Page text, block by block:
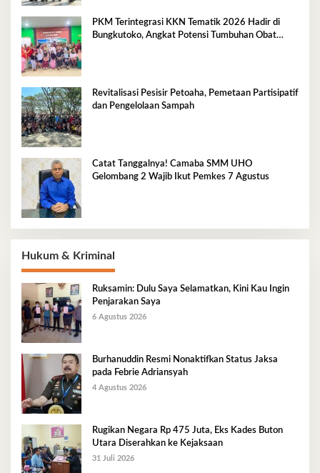
PKM Terintegrasi KKN Tematik 2026 Hadir di
Bungkutoko, Angkat Potensi Tumbuhan Obat
Revitalisasi Pesisir Petoaha, Pemetaan Partisipatif
dan Pengelolaan Sampah
Catat Tanggalnya! Camaba SMM UHO
Gelombang 2 Wajib Ikut Pemkes 7 Agustus
Hukum & Kriminal
Ruksamin: Dulu Saya Selamatkan, Kini Kau Ingin
Penjarakan Saya
6 Agustus 2026
Burhanuddin Resmi Nonaktifkan Status Jaksa
pada Febrie Adriansyah
4 Agustus 2026
Rugikan Negara Rp 475 Juta, Eks Kades Buton
Utara Diserahkan ke Kejaksaan
31 Juli 2026